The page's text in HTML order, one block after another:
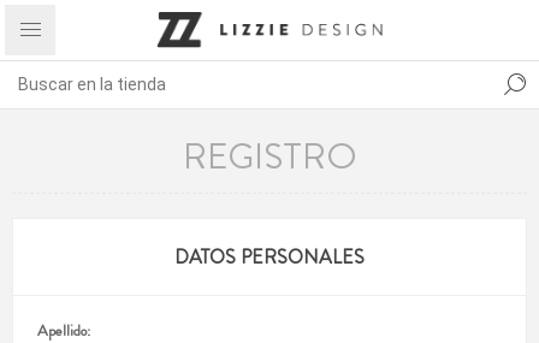
REGISTRO
DATOS PERSONALES
Apellido: